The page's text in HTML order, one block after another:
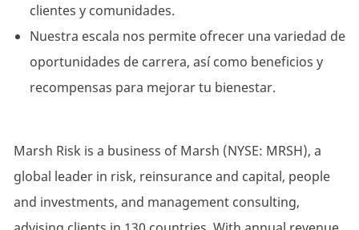
clientes y comunidades.
Nuestra escala nos permite ofrecer una variedad de
oportunidades de carrera, así como beneficios y
recompensas para mejorar tu bienestar.
Marsh Risk is a business of Marsh (NYSE: MRSH), a
global leader in risk, reinsurance and capital, people
and investments, and management consulting,